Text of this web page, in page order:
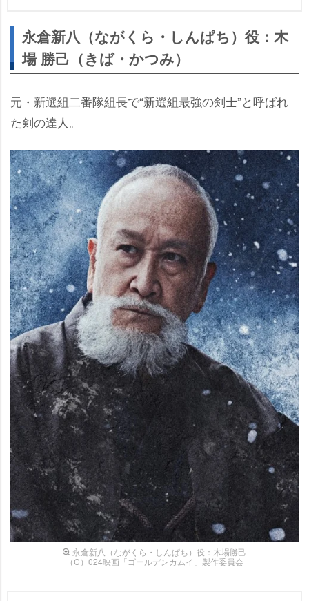
永倉新八（ながくら・しんぱち）役：木
場 勝己（きば・かつみ）
元・新選組二番隊組長で“新選組最強の剣士”と呼ばれ
た剣の達人。
永倉新八（ながくら・しんぱち）役：木場勝己
（C）024映画「ゴールデンカムイ」製作委員会